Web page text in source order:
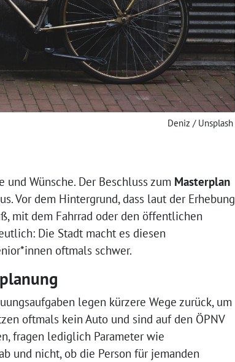
Deniz / Unsplash
Wünsche. Der Beschluss zum Masterplan
Vor dem Hintergrund, dass laut der Erhebung
mit dem Fahrrad oder den öffentlichen
Die Stadt macht es diesen
oftmals schwer.
legen kürzere Wege zurück, um
oftmals kein Auto und sind auf den ÖPNV
fragen lediglich Parameter wie
und nicht, ob die Person für jemanden